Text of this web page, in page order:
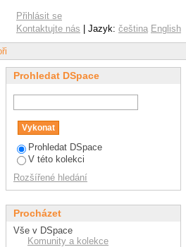
Přihlásit se
Kontaktujte nás | Jazyk: čeština English
Prohledat DSpace
Prohledat DSpace
V této kolekci
Rozšířené hledání
Procházet
Vše v DSpace
Komunity a kolekce